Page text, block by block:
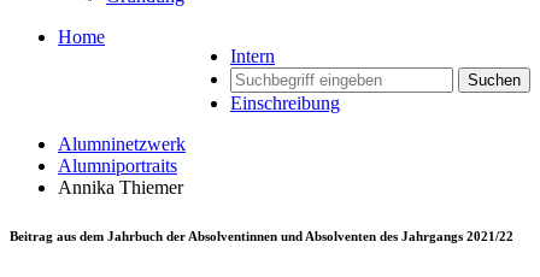
Intern
Suchen
Einschreibung
Home
Alumninetzwerk
Alumniportraits
Annika Thiemer
Beitrag aus dem Jahrbuch der Absolventinnen und Absolventen des Jahrgangs 2021/22